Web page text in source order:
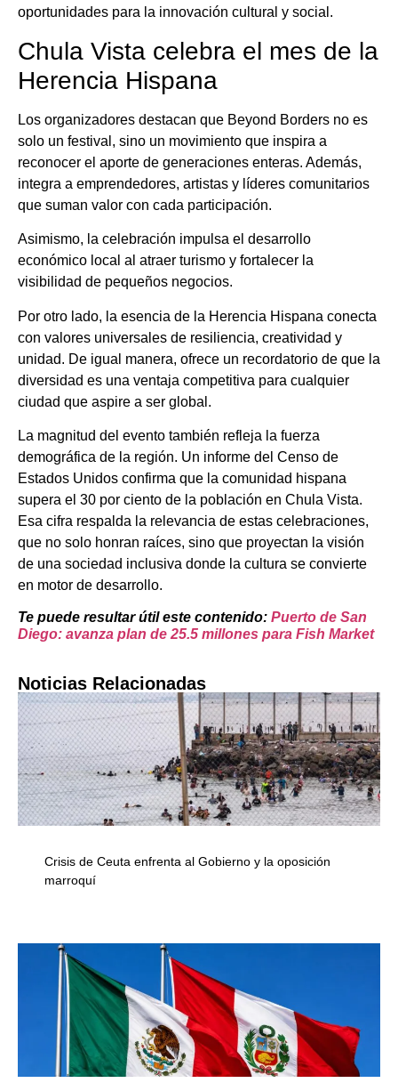
oportunidades para la innovación cultural y social.
Chula Vista celebra el mes de la
Herencia Hispana
Los organizadores destacan que Beyond Borders no es
solo un festival, sino un movimiento que inspira a
reconocer el aporte de generaciones enteras. Además,
integra a emprendedores, artistas y líderes comunitarios
que suman valor con cada participación.
Asimismo, la celebración impulsa el desarrollo
económico local al atraer turismo y fortalecer la
visibilidad de pequeños negocios.
Por otro lado, la esencia de la Herencia Hispana conecta
con valores universales de resiliencia, creatividad y
unidad. De igual manera, ofrece un recordatorio de que la
diversidad es una ventaja competitiva para cualquier
ciudad que aspire a ser global.
La magnitud del evento también refleja la fuerza
demográfica de la región. Un informe del Censo de
Estados Unidos confirma que la comunidad hispana
supera el 30 por ciento de la población en Chula Vista.
Esa cifra respalda la relevancia de estas celebraciones,
que no solo honran raíces, sino que proyectan la visión
de una sociedad inclusiva donde la cultura se convierte
en motor de desarrollo.
Te puede resultar útil este contenido: Puerto de San
Diego: avanza plan de 25.5 millones para Fish Market
Noticias Relacionadas
Crisis de Ceuta enfrenta al Gobierno y la oposición
marroquí